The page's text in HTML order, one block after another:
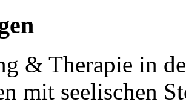
& Therapie in
mit seelischen